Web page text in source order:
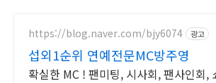
https://blog.naver.com/bjy6074 광고
섭외1순위 연예전문MC방주영
확실한 MC ! 팬미팅, 시사회, 팬사인회,